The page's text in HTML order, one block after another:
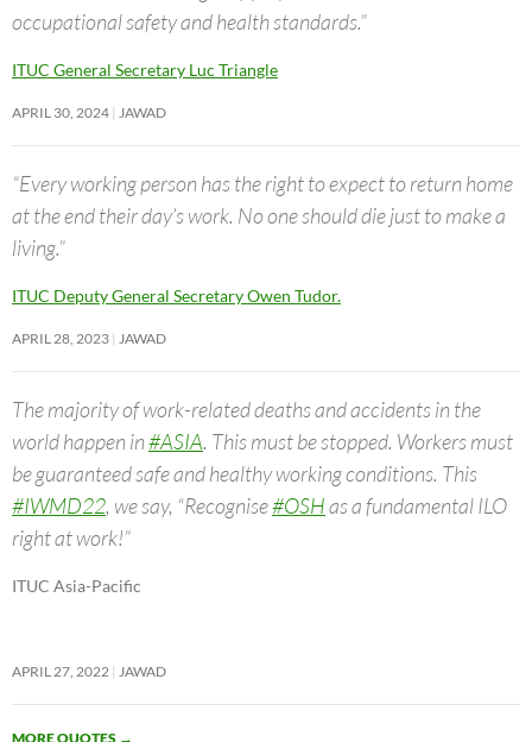
occupational safety and health standards.”
ITUC General Secretary Luc Triangle
APRIL 30, 2024 JAWAD
“Every working person has the right to expect to return home
at the end their day’s work. No one should die just to make a
living.”
ITUC Deputy General Secretary Owen Tudor.
APRIL 28, 2023 JAWAD
The majority of work-related deaths and accidents in the
world happen in#ASIA. This must be stopped. Workers must
be guaranteed safe and healthy working conditions. This
#IWMD22, we say, “Recognise#OSHas a fundamental ILO
right at work!”
ITUC Asia-Pacific
APRIL 27, 2022 JAWAD
MORE QUOTES →